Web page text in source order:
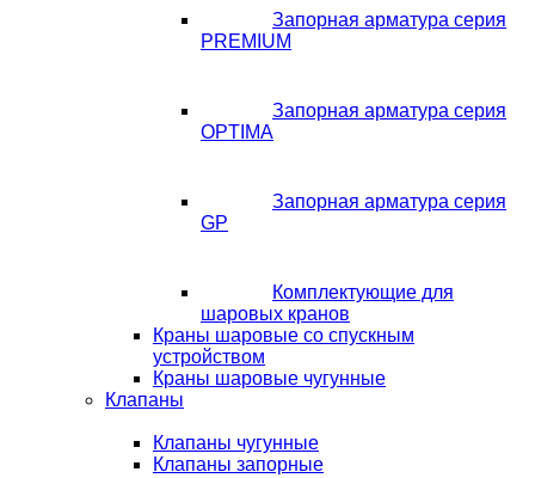
Запорная арматура серия
PREMIUM
Запорная арматура серия
OPTIMA
Запорная арматура серия
GP
Комплектующие для
шаровых кранов
Краны шаровые со спускным
устройством
Краны шаровые чугунные
Клапаны
Клапаны чугунные
Клапаны запорные